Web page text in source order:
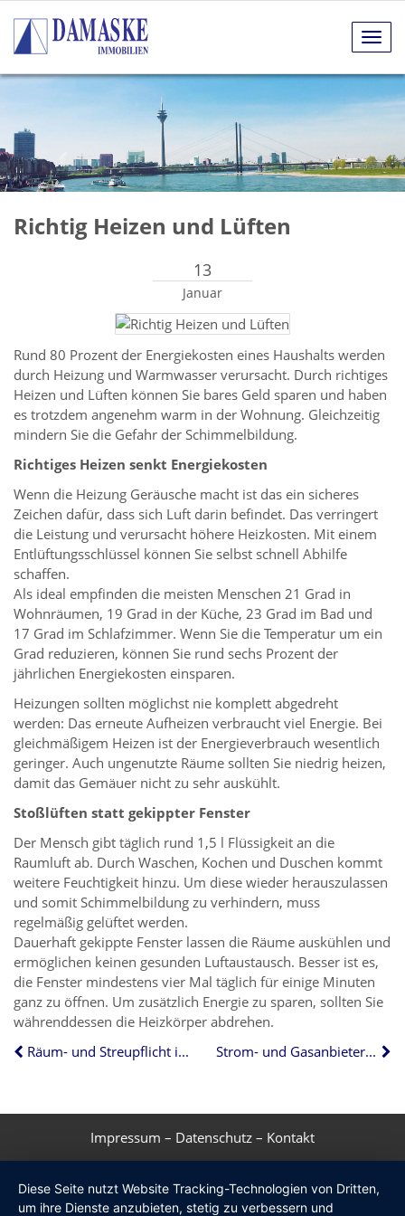
Richtig Heizen und Lüften
13
Januar
Rund 80 Prozent der Energiekosten eines Haushalts werden
durch Heizung und Warmwasser verursacht. Durch richtiges
Heizen und Lüften können Sie bares Geld sparen und haben
es trotzdem angenehm warm in der Wohnung. Gleichzeitig
mindern Sie die Gefahr der Schimmelbildung.
Richtiges Heizen senkt Energiekosten
Wenn die Heizung Geräusche macht ist das ein sicheres
Zeichen dafür, dass sich Luft darin befindet. Das verringert
die Leistung und verursacht höhere Heizkosten. Mit einem
Entlüftungsschlüssel können Sie selbst schnell Abhilfe
schaffen.
Als ideal empfinden die meisten Menschen 21 Grad in
Wohnräumen, 19 Grad in der Küche, 23 Grad im Bad und
17 Grad im Schlafzimmer. Wenn Sie die Temperatur um ein
Grad reduzieren, können Sie rund sechs Prozent der
jährlichen Energiekosten einsparen.
Heizungen sollten möglichst nie komplett abgedreht
werden: Das erneute Aufheizen verbraucht viel Energie. Bei
gleichmäßigem Heizen ist der Energieverbrauch wesentlich
geringer. Auch ungenutzte Räume sollten Sie niedrig heizen,
damit das Gemäuer nicht zu sehr auskühlt.
Stoßlüften statt gekippter Fenster
Der Mensch gibt täglich rund 1,5 l Flüssigkeit an die
Raumluft ab. Durch Waschen, Kochen und Duschen kommt
weitere Feuchtigkeit hinzu. Um diese wieder herauszulassen
und somit Schimmelbildung zu verhindern, muss
regelmäßig gelüftet werden.
Dauerhaft gekippte Fenster lassen die Räume auskühlen und
ermöglichen keinen gesunden Luftaustausch. Besser ist es,
die Fenster mindestens vier Mal täglich für einige Minuten
ganz zu öffnen. Um zusätzlich Energie zu sparen, sollten Sie
währenddessen die Heizkörper abdrehen.
Räum- und Streupflicht im Winter
Strom- und Gasanbieter – jetzt Preise vergleichen!
Impressum – Datenschutz – Kontakt
Diese Seite nutzt Website Tracking-Technologien von Dritten,
um ihre Dienste anzubieten, stetig zu verbessern und